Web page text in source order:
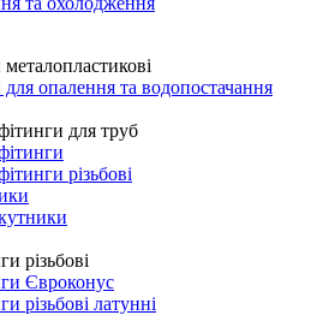
опалення та водопостачання
для труб
різьбові
різьбові
Євроконус
різьбові латунні